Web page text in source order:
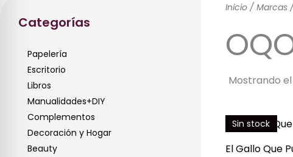
Categorías
Papelería
Escritorio
Libros
Manualidades+DIY
Complementos
Decoración y Hogar
Beauty
Inicio / Marcas /
Mostrando
Sin stock
El Gallo Que